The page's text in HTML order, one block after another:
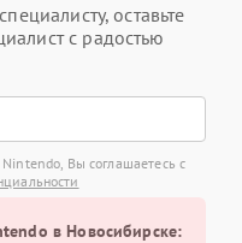
оставьте
с радостью
Вы соглашаетесь с
в Новосибирске: